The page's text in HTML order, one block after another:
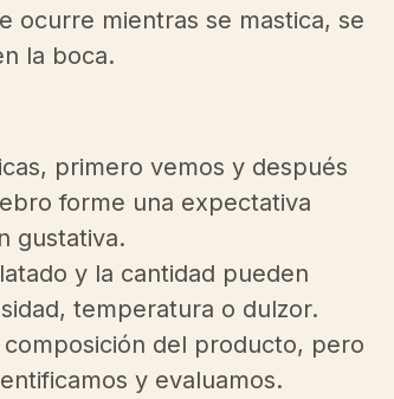
ocurre mientras se mastica, se
la boca.
primero vemos y después
forme una expectativa
gustativa.
y la cantidad pueden
temperatura o dulzor.
del producto, pero
y evaluamos.